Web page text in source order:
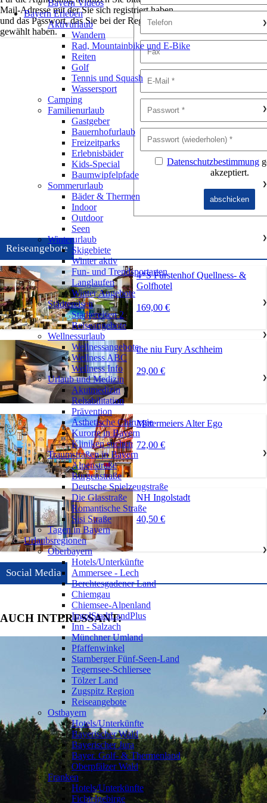
Mail-Adresse mit der Sie sich registriert haben
und das Passwort, das Sie bei der Registrierung
gewählt haben.
Datenschutzbestimmung
akzeptiert.
Reiseangebote
4*S Fürstenhof Quellness- &
Golfhotel
169,00 €
the niu Fury Aschheim
29,00 €
Mittermeiers Alter Ego
72,00 €
NH Ingolstadt
40,50 €
Social Media
AUCH INTERESSANT:
Bayern Videos
Bayern Erleben
Aktivurlaub
❯
Wandern
Rad, Mountainbike und E-Bike
Reiten
Golf
Tennis und Squash
Wassersport
Camping
Familienurlaub
❯
Gastgeber
Bauernhofurlaub
Freizeitparks
Erlebnisbäder
Kids-Special
Baumwipfelpfade
Sommerurlaub
❯
Bäder & Thermen
Indoor
Outdoor
Seen
Winterurlaub
❯
Skigebiete
Winter aktiv
Fun- und Trendsportarten
Langlaufen
Winter Angebote
Städtereisen
❯
Städtereisen 2
Reiseangebote
Wellnessurlaub
❯
Wellnessangebote
Wellness ABC
Wellness Info
Urlaub und Medizin
❯
Akutmedizin
Rehabilitation
Prävention
Ästhetische Chirurgie
Kurorte in Bayern
Kliniken suchen
Traumstraßen in Bayern
❯
Alpenstraße
Burgenstraße
Deutsche Spielzeugstraße
Die Glasstraße
Romantische Straße
Sisi Straße
Tagen in Bayern
Urlaubsregionen
Oberbayern
❯
Hotels/Unterkünfte
Ammersee - Lech
Berchtesgadener Land
Chiemgau
Chiemsee-Alpenland
IngolStadtLandPlus
Inn - Salzach
Münchner Umland
Pfaffenwinkel
Starnberger Fünf-Seen-Land
Tegernsee-Schliersee
Tölzer Land
Zugspitz Region
Reiseangebote
Ostbayern
❯
Hotels/Unterkünfte
Bayerischer Wald
Bayerischer Jura
Bayer. Golf- & Thermenland
Oberpfälzer Wald
Franken
❯
Hotels/Unterkünfte
Fichtelgebirge